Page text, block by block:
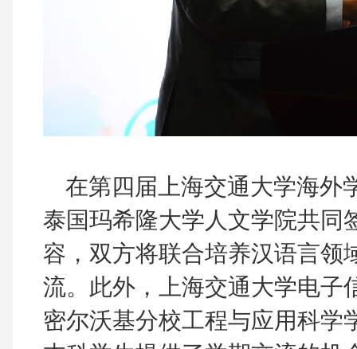
在第四届上海交通大学海外
泰国玛希隆大学人文学院共同
容，双方将联合培养汉语言领
流。此外，上海交通大学电子
密尔沃基分校工程与应用科学